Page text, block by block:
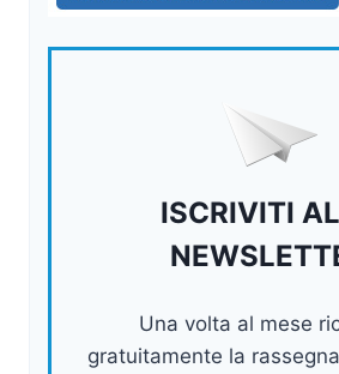
ISCRIVITI
Una volta al mese
gratuitamente la